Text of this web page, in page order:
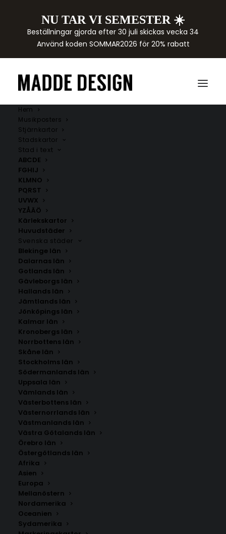
NU TAR VI SEMESTER ☀️
Beställningar gjorda efter 30 juli skickas vecka 34
Använd koden SOMMAR2026 för 20% rabatt
Hem
Musikposters
Stjärnkartor
Stadskartor
Stad i text
ABCDE
FGHIJ
KLMNO
PQRST
UVWX
YZÅÄÖ
Kärlekskartor
Huvudstäder
Svenska städer
Blekinge län
Dalarnas län
Gotlands län
Gävleborgs län
Hallands län
Jämtlands län
Jönköpings län
Kalmar län
Kronobergs län
Norrbottens län
Skåne län
Stockholms län
Södermanlands län
Uppsala län
Vämlands län
Västerbottens län
Västernorrlands län
Västmanlands län
Västra Götalands län
Örebro län
Östergötlands län
Afrika
Asien
Europa
Mellanöstern
Nordamerika
Oceanien
Sydamerika
Retro Bunny Portrait Poster
Storlek
229.00kr
Retro Bunny Portrait Poster är en söt och charmig
kaninillustration perfekt för barnrum. Finns i flera